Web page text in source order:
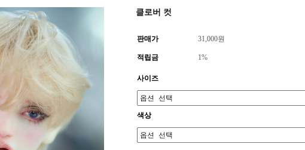
클로버 컷
판매가 31,000원
적립금 1%
사이즈
색상